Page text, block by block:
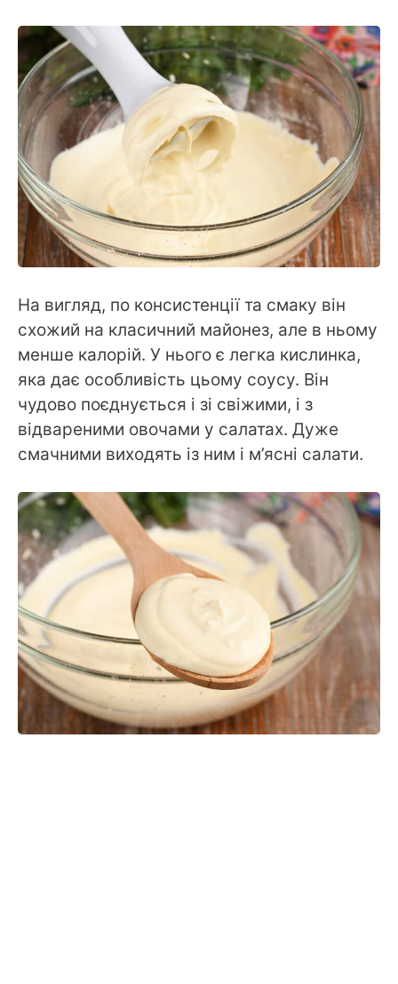
На вигляд, по консистенції та смаку він
схожий на класичний майонез, але в ньому
менше калорій. У нього є легка кислинка,
яка дає особливість цьому соусу. Він
чудово поєднується і зі свіжими, і з
відвареними овочами у салатах. Дуже
смачними виходять із ним і м’ясні салати.